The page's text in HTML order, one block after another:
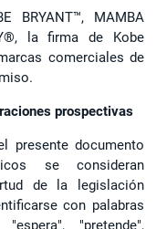
BRYANT™, MAMBA
la firma de Kobe
comerciales de
prospectivas
presente documento
se consideran
de la legislación
con palabras
"pretende",